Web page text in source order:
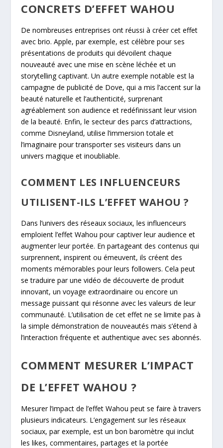
CONCRETS D’EFFET WAHOU
De nombreuses entreprises ont réussi à créer cet effet
avec brio. Apple, par exemple, est célèbre pour ses
présentations de produits qui dévoilent chaque
nouveauté avec une mise en scène léchée et un
storytelling captivant. Un autre exemple notable est la
campagne de publicité de Dove, qui a mis l’accent sur la
beauté naturelle et l’authenticité, surprenant
agréablement son audience et redéfinissant leur vision
de la beauté. Enfin, le secteur des parcs d’attractions,
comme Disneyland, utilise l’immersion totale et
l’imaginaire pour transporter ses visiteurs dans un
univers magique et inoubliable.
COMMENT LES INFLUENCEURS
UTILISENT-ILS L’EFFET WAHOU ?
Dans l’univers des réseaux sociaux, les influenceurs
emploient l’effet Wahou pour captiver leur audience et
augmenter leur portée. En partageant des contenus qui
surprennent, inspirent ou émeuvent, ils créent des
moments mémorables pour leurs followers. Cela peut
se traduire par une vidéo de découverte de produit
innovant, un voyage extraordinaire ou encore un
message puissant qui résonne avec les valeurs de leur
communauté. L’utilisation de cet effet ne se limite pas à
la simple démonstration de nouveautés mais s’étend à
l’interaction fréquente et authentique avec ses abonnés.
COMMENT MESURER L’IMPACT
DE L’EFFET WAHOU ?
Mesurer l’impact de l’effet Wahou peut se faire à travers
plusieurs indicateurs. L’engagement sur les réseaux
sociaux, par exemple, est un bon baromètre qui inclut
les likes, commentaires, partages et la portée